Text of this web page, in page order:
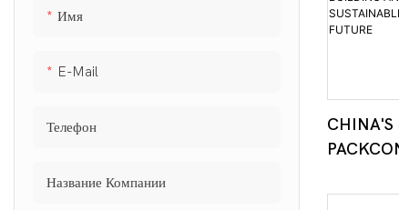
Имя
E-Mail
Телефон
Название Компании
CHINA'S